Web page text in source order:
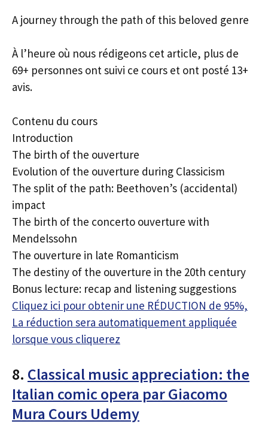
A journey through the path of this beloved genre
À l’heure où nous rédigeons cet article, plus de
69+ personnes ont suivi ce cours et ont posté 13+
avis.
Contenu du cours
Introduction
The birth of the ouverture
Evolution of the ouverture during Classicism
The split of the path: Beethoven’s (accidental)
impact
The birth of the concerto ouverture with
Mendelssohn
The ouverture in late Romanticism
The destiny of the ouverture in the 20th century
Bonus lecture: recap and listening suggestions
Cliquez ici pour obtenir une RÉDUCTION de 95%,
La réduction sera automatiquement appliquée
lorsque vous cliquerez
8. Classical music appreciation: the
Italian comic opera par Giacomo
Mura Cours Udemy